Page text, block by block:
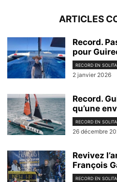
ARTICLES
Record.
pour
RECORD EN
2 janvier 2026
Record.
qu’une
RECORD EN
26 décembre
Revivez
François
RECORD EN